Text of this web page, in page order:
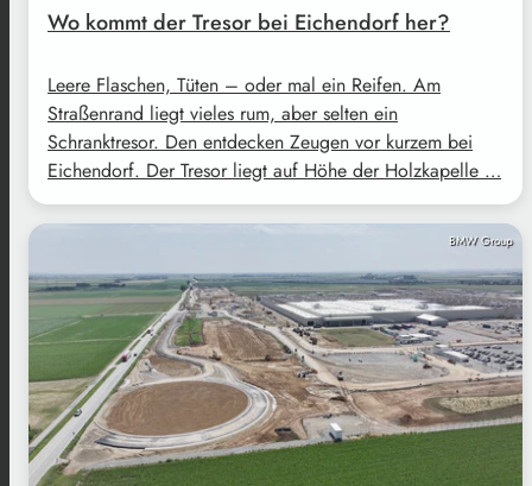
Wo kommt der Tresor bei Eichendorf her?
Leere Flaschen, Tüten – oder mal ein Reifen. Am
Straßenrand liegt vieles rum, aber selten ein
Schranktresor. Den entdecken Zeugen vor kurzem bei
Eichendorf. Der Tresor liegt auf Höhe der Holzkapelle …
BMW Group